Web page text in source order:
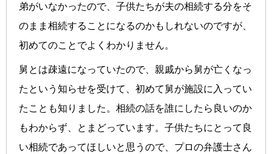
弟がいなかったので、子供たちが夫の相続する分をそ
のまま相続することになるのかもしれないのですが、
初めてのことでよくわかりません。
舅とは疎遠になっていたので、親戚から舅が亡くなっ
たという知らせを受けて、初めて舅が施設に入ってい
たことも知りました。相続の話を誰にしたら良いのか
もわからず、とまどっています。子供たちにとって良
い相続であってほしいと思うので、プロの弁護士さん